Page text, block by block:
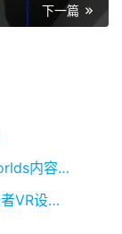
下一篇
Meta斥资5000万美元扶持Horizon Worlds内容生态，独立VR开发者面临转型阵痛
2023年推出！Meta 将推出下一代消费者VR设备Quest 3